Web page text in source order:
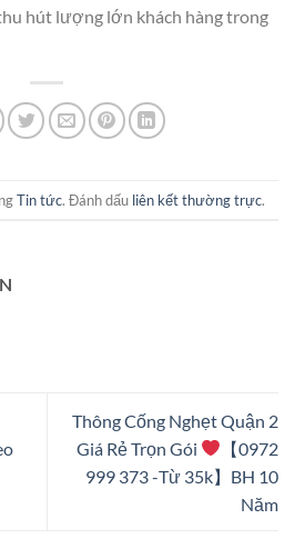
hút lượng lớn khách hàng trong
Tin tức. Đánh dấu liên kết thường trực.
Thông Cống Nghẹt Quận 2
Giá Rẻ Trọn Gói
【0972
999 373 -Từ 35k】BH 10
Năm